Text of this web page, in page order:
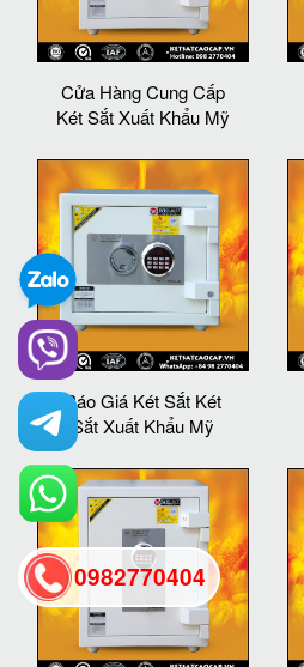
Cửa Hàng Cung Cấp
Két Sắt Xuất Khẩu Mỹ
Báo Giá Két Sắt Két
Sắt Xuất Khẩu Mỹ
0982770404